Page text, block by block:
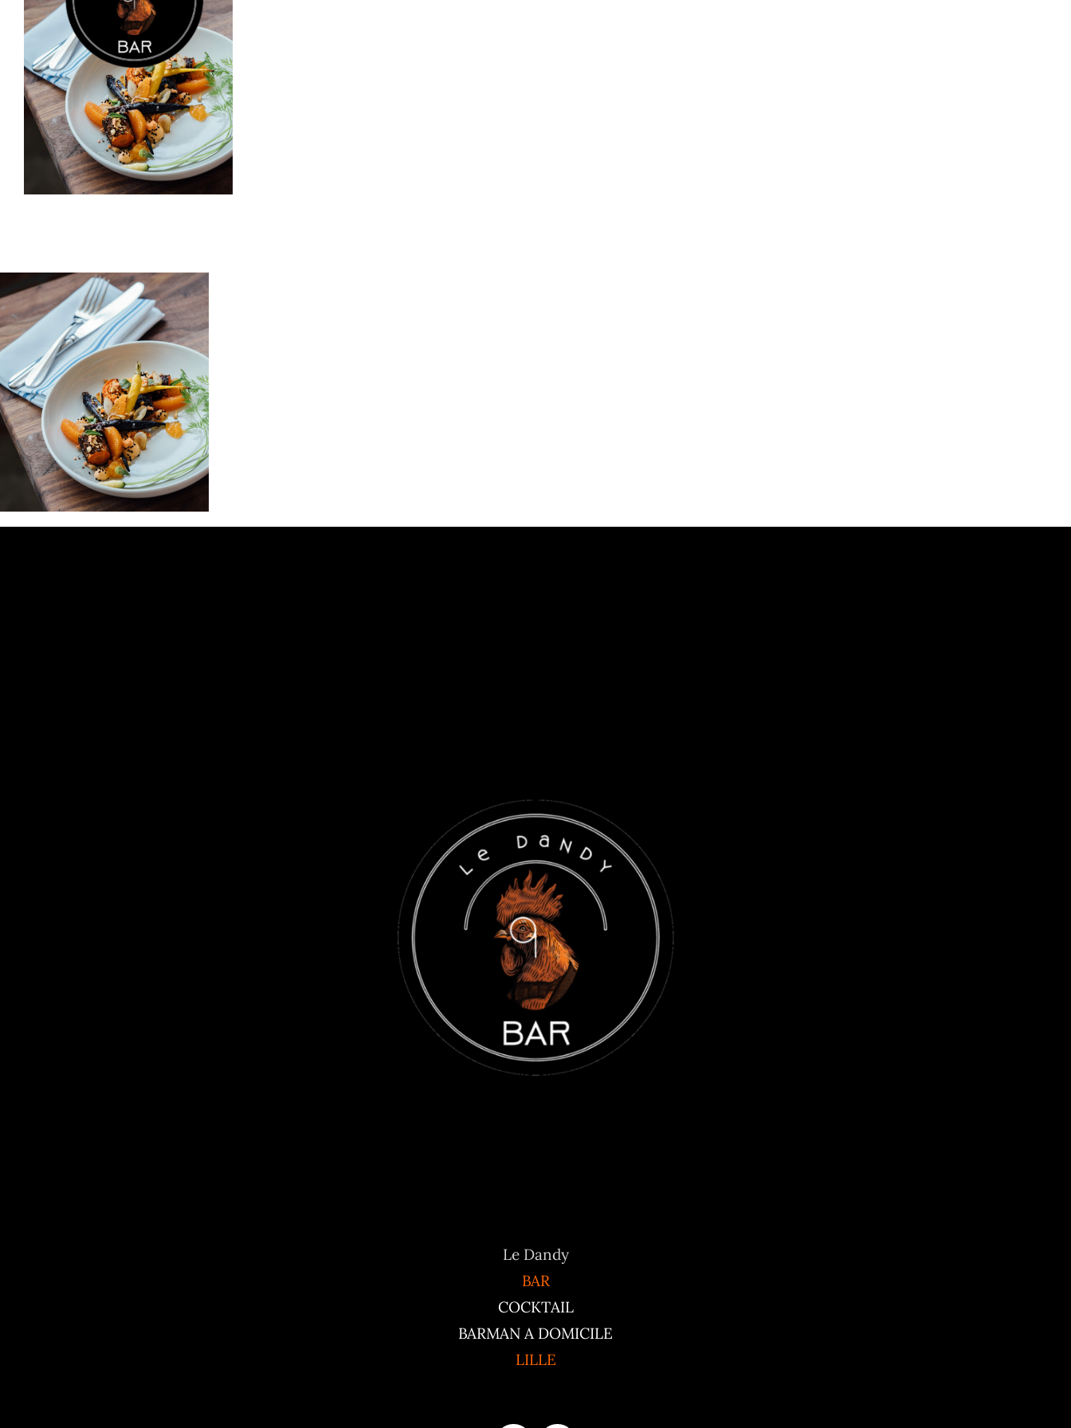
Le Dandy
BAR
COCKTAIL
BARMAN A DOMICILE
LILLE